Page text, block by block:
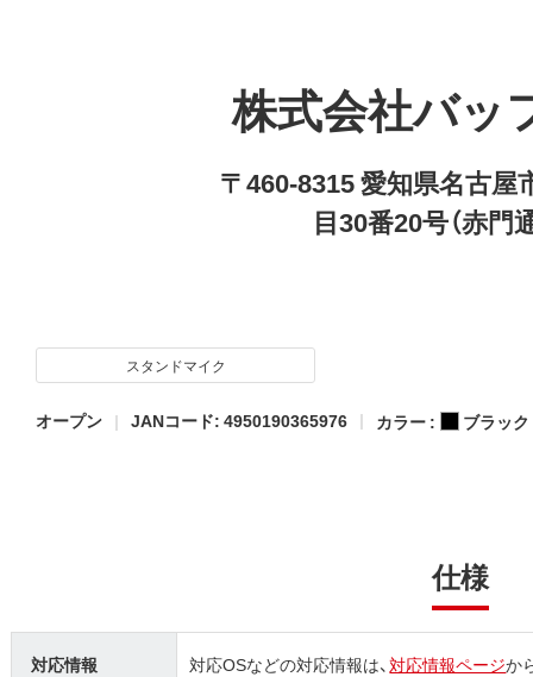
株式会社バッ
〒460-8315 愛知県名古屋
目30番20号（赤門
スタンドマイク
オープン JANコード: 4950190365976 カラー : ブラック
仕様
対応情報 対応OSなどの対応情報は、対応情報ページか